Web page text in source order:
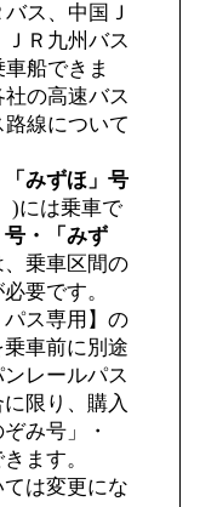
ス、中国Ｊ
Ｒ九州バス
船できま
の高速バス
線について
「みずほ」号
)には乗車で
号・「みず
乗車区間の
要です。
パス専用】の
車前に別途
レールパス
限り、購入
み号」・
ます。
は変更にな